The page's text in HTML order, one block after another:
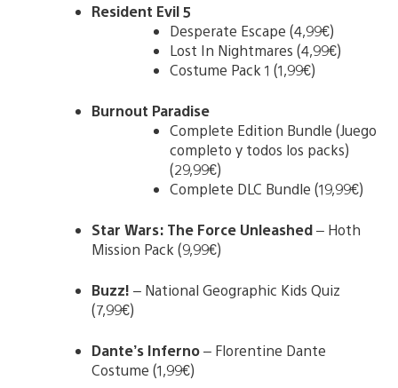
Resident Evil 5
Desperate Escape (4,99€)
Lost In Nightmares (4,99€)
Costume Pack 1 (1,99€)
Burnout Paradise
Complete Edition Bundle (Juego
completo y todos los packs)
(29,99€)
Complete DLC Bundle (19,99€)
Star Wars: The Force Unleashed– Hoth
Mission Pack (9,99€)
Buzz! – National Geographic Kids Quiz
(7,99€)
Dante’s Inferno– Florentine Dante
Costume (1,99€)